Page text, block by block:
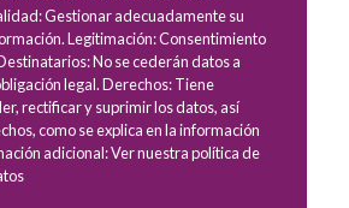
Gestionar adecuadamente su
Legitimación: Consentimiento
No se cederán datos a
legal. Derechos: Tiene
rectificar y suprimir los datos, así
como se explica en la información
adicional: Ver nuestra política de